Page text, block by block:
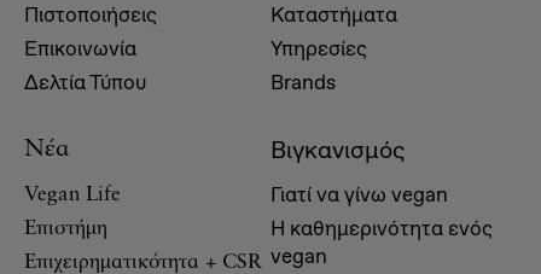
Πιστοποιήσεις
Επικοινωνία
Δελτία Τύπου
Καταστήματα
Υπηρεσίες
Brands
Νέα
Vegan Life
Επιστήμη
Επιχειρηματικότητα + CSR
Βιγκανισμός
Γιατί να γίνω vegan
Η καθημερινότητα ενός
vegan